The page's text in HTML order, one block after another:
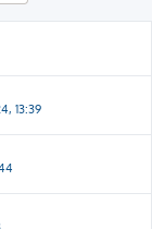
13:39